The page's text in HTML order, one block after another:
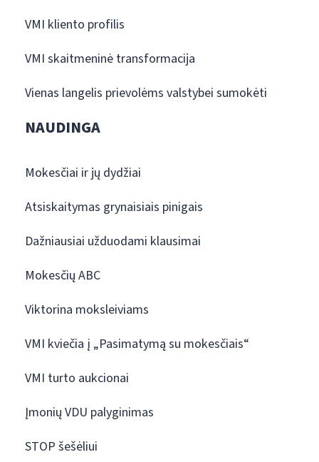
VMI kliento profilis
VMI skaitmeninė transformacija
Vienas langelis prievolėms valstybei sumokėti
NAUDINGA
Mokesčiai ir jų dydžiai
Atsiskaitymas grynaisiais pinigais
Dažniausiai užduodami klausimai
Mokesčių ABC
Viktorina moksleiviams
VMI kviečia į „Pasimatymą su mokesčiais“
VMI turto aukcionai
Įmonių VDU palyginimas
STOP šešėliui